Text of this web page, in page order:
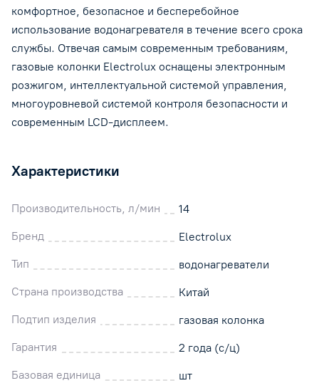
комфортное, безопасное и бесперебойное
использование водонагревателя в течение всего срока
службы. Отвечая самым современным требованиям,
газовые колонки Electrolux оснащены электронным
розжигом, интеллектуальной системой управления,
многоуровневой системой контроля безопасности и
современным LCD-дисплеем.
Характеристики
Производительность, л/мин
14
Бренд
Electrolux
Тип
водонагреватели
Страна производства
Китай
Подтип изделия
газовая колонка
Гарантия
2 года (с/ц)
Базовая единица
шт